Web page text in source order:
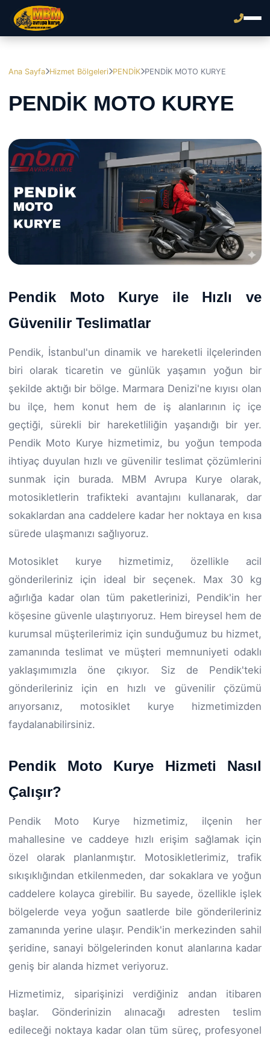
Ana Sayfa Hizmet Bölgeleri PENDİK PENDİK MOTO KURYE
PENDİK MOTO KURYE
Pendik Moto Kurye ile Hızlı ve
Güvenilir Teslimatlar
Pendik, İstanbul'un dinamik ve hareketli ilçelerinden
biri olarak ticaretin ve günlük yaşamın yoğun bir
şekilde aktığı bir bölge. Marmara Denizi'ne kıyısı olan
bu ilçe, hem konut hem de iş alanlarının iç içe
geçtiği, sürekli bir hareketliliğin yaşandığı bir yer.
Pendik Moto Kurye hizmetimiz, bu yoğun tempoda
ihtiyaç duyulan hızlı ve güvenilir teslimat çözümlerini
sunmak için burada. MBM Avrupa Kurye olarak,
motosikletlerin trafikteki avantajını kullanarak, dar
sokaklardan ana caddelere kadar her noktaya en kısa
sürede ulaşmanızı sağlıyoruz.
Motosiklet kurye hizmetimiz, özellikle acil
gönderileriniz için ideal bir seçenek. Max 30 kg
ağırlığa kadar olan tüm paketlerinizi, Pendik'in her
köşesine güvenle ulaştırıyoruz. Hem bireysel hem de
kurumsal müşterilerimiz için sunduğumuz bu hizmet,
zamanında teslimat ve müşteri memnuniyeti odaklı
yaklaşımımızla öne çıkıyor. Siz de Pendik'teki
gönderileriniz için en hızlı ve güvenilir çözümü
arıyorsanız, motosiklet kurye hizmetimizden
faydalanabilirsiniz.
Pendik Moto Kurye Hizmeti Nasıl
Çalışır?
Pendik Moto Kurye hizmetimiz, ilçenin her
mahallesine ve caddeye hızlı erişim sağlamak için
özel olarak planlanmıştır. Motosikletlerimiz, trafik
sıkışıklığından etkilenmeden, dar sokaklara ve yoğun
caddelere kolayca girebilir. Bu sayede, özellikle işlek
bölgelerde veya yoğun saatlerde bile gönderileriniz
zamanında yerine ulaşır. Pendik'in merkezinden sahil
şeridine, sanayi bölgelerinden konut alanlarına kadar
geniş bir alanda hizmet veriyoruz.
Hizmetimiz, siparişinizi verdiğiniz andan itibaren
başlar. Gönderinizin alınacağı adresten teslim
edileceği noktaya kadar olan tüm süreç, profesyonel